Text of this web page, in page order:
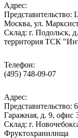
Адрес:
Представительство:
Москва, ул.
Cклад: г. Подольск,
территория ТСК
Телефон:
(495) 748-09-07
Адрес:
Представительство:
Гаражная, д. 9, офис
Склад: г.
Фруктохранилища